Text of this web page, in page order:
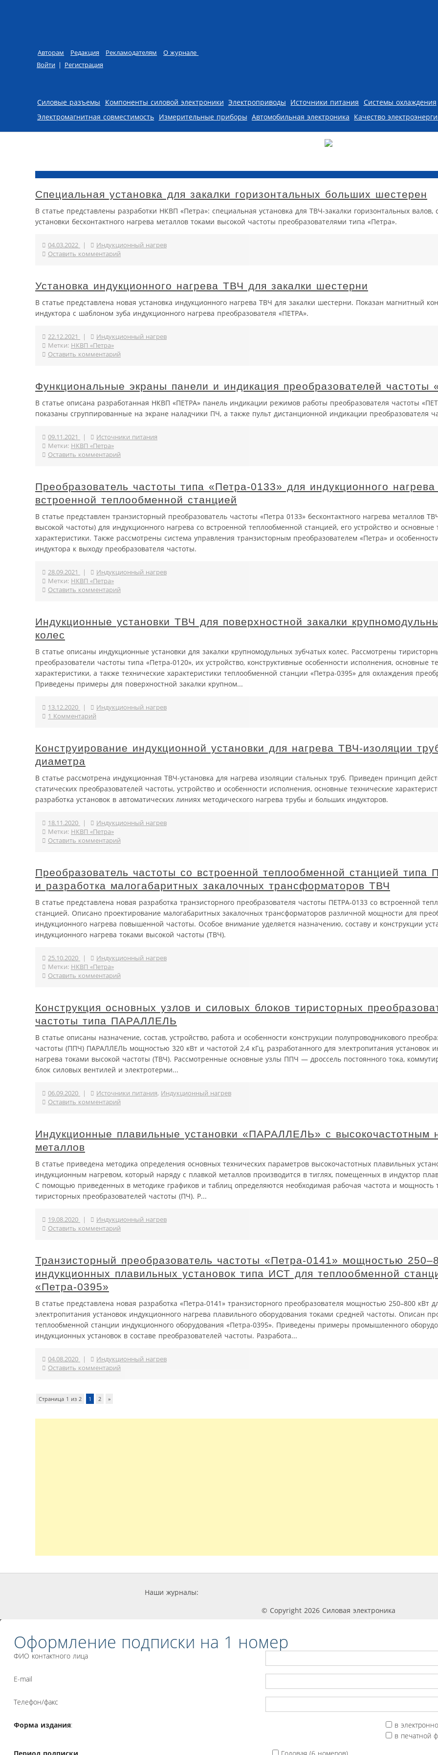
Авторам Редакция Рекламодателям
О журнале
Войти | Регистрация
Skip to content
Силовые разъемы Компоненты силовой электроники Электроприводы Источники питания Системы охлаждения
Электромагнитная совместимость Измерительные приборы Автомобильная электроника Качество
Специальная установка для закалки горизонтальных больших шестерен
В статье представлены разработки НКВП «Петра»: специальная установка для ТВЧ-закалки горизонтальных валов,
установки бесконтактного нагрева металлов токами высокой частоты преобразователями типа «Петра».
04.03.2022 |
Индукционный нагрев
Оставить комментарий
Установка индукционного нагрева ТВЧ для закалки шестерни
В статье представлена новая установка индукционного нагрева ТВЧ для закалки шестерни. Показан магнитный
индуктора с шаблоном зуба индукционного нагрева преобразователя «ПЕТРА».
22.12.2021 |
Индукционный нагрев
Метки: НКВП «Петра»
Оставить комментарий
Функциональные экраны панели и индикация преобразователей частоты
В статье описана разработанная НКВП «ПЕТРА» панель индикации режимов работы преобразователя частоты
показаны сгруппированные на экране наладчики ПЧ, а также пульт дистанционной индикации преобразователя
09.11.2021 |
Источники питания
Метки: НКВП «Петра»
Оставить комментарий
Преобразователь частоты типа «Петра-0133» для индукционного нагрева
встроенной теплообменной станцией
В статье представлен транзисторный преобразователь частоты «Петра 0133» бесконтактного нагрева металлов
высокой частоты) для индукционного нагрева со встроенной теплообменной станцией, его устройство и основные
характеристики. Также рассмотрены система управления транзисторным преобразователем «Петра» и
индуктора к выходу преобразователя частоты.
28.09.2021 |
Индукционный нагрев
Метки: НКВП «Петра»
Оставить комментарий
Индукционные установки ТВЧ для поверхностной закалки
колес
В статье описаны индукционные установки для закалки крупномодульных зубчатых колес. Рассмотрены
преобразователи частоты типа «Петра-0120», их устройство, конструктивные особенности исполнения, основные
характеристики, а также технические характеристики теплообменной станции «Петра-0395» для охлаждения
Приведены примеры для поверхностной закалки крупном...
13.12.2020 |
Индукционный нагрев
1 Комментарий
Конструирование индукционной установки для нагрева ТВЧ-изоляции
диаметра
В статье рассмотрена индукционная ТВЧ-установка для нагрева изоляции стальных труб. Приведен принцип
статических преобразователей частоты, устройство и особенности исполнения, основные технические
разработка установок в автоматических линиях методического нагрева трубы и больших индукторов.
18.11.2020 |
Индукционный нагрев
Метки: НКВП «Петра»
Оставить комментарий
Преобразователь частоты со встроенной теплообменной станцией типа
и разработка малогабаритных закалочных трансформаторов ТВЧ
В статье представлена новая разработка транзисторного преобразователя частоты ПЕТРА-0133 со встроенной
станцией. Описано проектирование малогабаритных закалочных трансформаторов различной мощности для
индукционного нагрева повышенной частоты. Особое внимание уделяется назначению, составу и конструкции
индукционного нагрева токами высокой частоты (ТВЧ).
25.10.2020 |
Индукционный нагрев
Метки: НКВП «Петра»
Оставить комментарий
Конструкция основных узлов и силовых блоков тиристорных
частоты типа ПАРАЛЛЕЛЬ
В статье описаны назначение, состав, устройство, работа и особенности конструкции полупроводникового
частоты (ППЧ) ПАРАЛЛЕЛЬ мощностью 320 кВт и частотой 2,4 кГц, разработанного для электропитания установок
нагрева токами высокой частоты (ТВЧ). Рассмотренные основные узлы ППЧ — дроссель постоянного тока,
блок силовых вентилей и электротерми...
06.09.2020 | Источники питания, Индукционный нагрев
Оставить комментарий
Индукционные плавильные установки «ПАРАЛЛЕЛЬ» с высокочастотным
металлов
В статье приведена методика определения основных технических параметров высокочастотных плавильных
индукционным нагревом, который наряду с плавкой металлов производится в тиглях, помещенных в индуктор
С помощью приведенных в методике графиков и таблиц определяются необходимая рабочая частота и мощность
тиристорных преобразователей частоты (ПЧ). Р...
19.08.2020 |
Индукционный нагрев
Оставить комментарий
Транзисторный преобразователь частоты «Петра-0141» мощностью
индукционных плавильных установок типа ИСТ для теплообменной
«Петра-0395»
В статье представлена новая разработка «Петра-0141» транзисторного преобразователя мощностью 250–800 кВт
электропитания установок индукционного нагрева плавильного оборудования токами средней частоты. Описан
теплообменной станции индукционного оборудования «Петра-0395». Приведены примеры промышленного
индукционных установок в составе преобразователей частоты. Разработа...
04.08.2020 |
Индукционный нагрев
Оставить комментарий
Страница 1 из 2 1 2 »
Наши журналы:
© Copyright 2026 Силовая электроника
Оформление подписки на 1 номер
ФИО контактного лица
E-mail
Телефон/факс
Форма издания:
в
в печатной
Период подписки
Годовая (6 номеров)